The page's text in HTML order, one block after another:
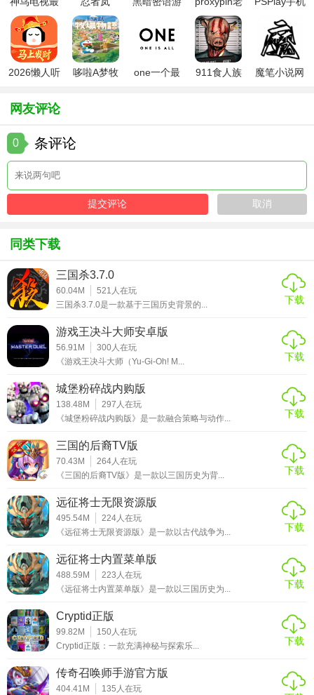
【哈利波特：魔法觉醒正式版攻略】
1. 合理搭配卡组：根据战斗需求选择合适的卡牌和回响构建
卡组，确保卡组具有足够的输出和防御能力。
验值，玩家可以积极参与活动来提升等级和获取装备。
3. 合理利用资源：游戏中的金币和特殊货币是有限的资源，
玩家需要合理利用它们来升级卡牌和装备，提升角色实力。
4. 加入社团并互动：加入社团并与其他玩家互动可以增加游
戏的乐趣和社交体验，同时也有助于提升游戏内的资源和信
【哈利波特：魔法觉醒正式版测评】
《哈利波特：魔法觉醒》凭借其精美的画面、丰富的游戏内
容和深度的策略玩法受到了广大玩家的喜爱。游戏不仅还原
了原著中的经典场景和角色，还加入了多种创新元素和玩
法，让玩家能够亲身体验魔法世界的魅力。同时，游戏还提
供了丰富的社交功能和活动玩法，让玩家能够与其他玩家互
动并共同体验游戏的乐趣。
新版
2(NinjaArashi2)
版本
2026懒人听
哆啦A梦牧
one一个最
911食人族
魔笔小说网
网友评论
0 条评论
同类下载
三国杀3.7.0
60.04M 521 人在玩
三国杀3.7.0是一款基于三国历史背景的...
下载
游戏王决斗大师安卓版
56.91M 300 人在玩
《游戏王决斗大师（Yu-Gi-Oh! M...
下载
城堡粉碎战内购版
138.48M 297 人在玩
《城堡粉碎战内购版》是一款融合策略与动作...
下载
三国的后裔TV版
70.43M 264 人在玩
《三国的后裔TV版》是一款以三国历史为背...
下载
远征将士无限资源版
495.54M 224 人在玩
《远征将士无限资源版》是一款以古代战争为...
下载
远征将士内置菜单版
488.59M 223 人在玩
《远征将士内置菜单版》是一款以三国历史为...
下载
Cryptid正版
99.82M 150 人在玩
Cryptid正版：一款充满神秘与探索乐...
下载
传奇召唤师手游官方版
404.41M 135 人在玩